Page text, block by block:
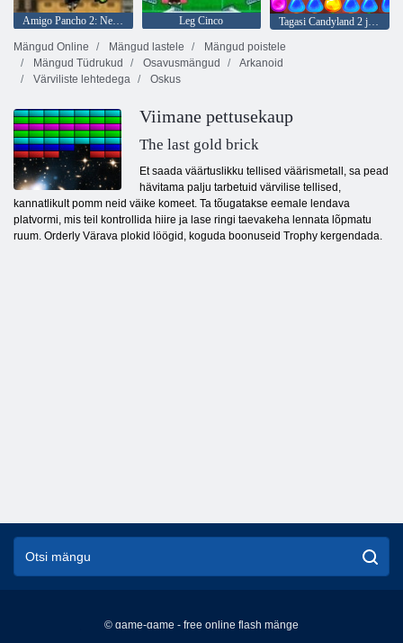
Amigo Pancho 2: New Yorgi partei Leg Cinco
Tagasi Candyland 2 juurde
Mängud Online
Mängud lastele
Mängud poistele
Mängud Tüdrukud
Osavusmängud
Arkanoid
Värviliste lehtedega
Oskus
Viimane pettusekaup
The last gold brick
Et saada väärtuslikku tellised väärismetall, sa pead
hävitama palju tarbetuid värvilise tellised,
kannatlikult pomm neid väike komeet. Ta tõugatakse eemale lendava
platvormi, mis teil kontrollida hiire ja lase ringi taevakeha lennata lõpmatu
ruum. Orderly Värava plokid löögid, koguda boonuseid Trophy kergendada.
© game-game - free online flash mänge